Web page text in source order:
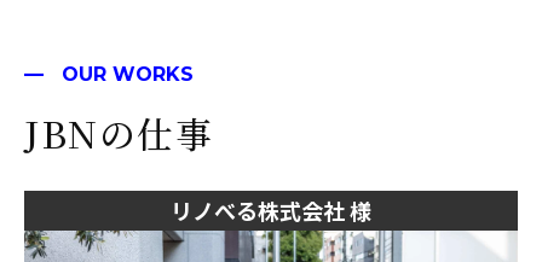
OUR WORKS
JBNの仕事
リノべる株式会社 様